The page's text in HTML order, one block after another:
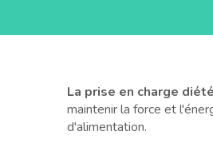
La prise en charge
maintenir la force et
d'alimentation.